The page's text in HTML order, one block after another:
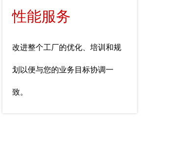
性能服务
改进整个工厂的优化、培训和规
划以便与您的业务目标协调一
致。